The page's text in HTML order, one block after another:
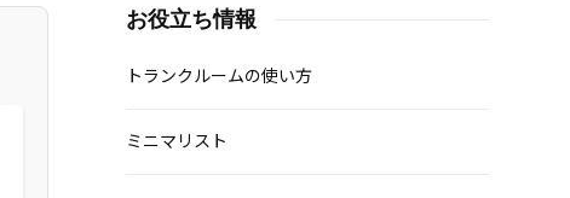
お役立ち情報
トランクルームの使い方
ミニマリスト